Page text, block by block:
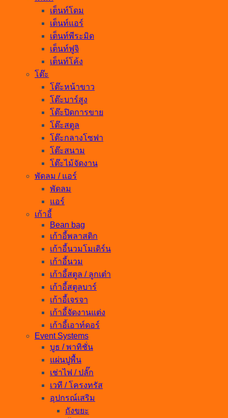
เต็นท์โดม
เต็นท์แอร์
เต็นท์พีระมิด
เต็นท์ฟูจิ
เต็นท์โค้ง
โต๊ะ
โต๊ะหน้าขาว
โต๊ะบาร์สูง
โต๊ะปิดการขาย
โต๊ะสตูล
โต๊ะกลางโซฟา
โต๊ะสนาม
โต๊ะไม้จัดงาน
พัดลม / แอร์
พัดลม
แอร์
เก้าอี้
Bean bag
เก้าอี้พลาสติก
เก้าอี้นวมโมเดิร์น
เก้าอี้นวม
เก้าอี้สตูล / ลูกเต๋า
เก้าอี้สตูลบาร์
เก้าอี้เจรจา
เก้าอี้จัดงานแต่ง
เก้าอี้เอาท์ดอร์
Event Systems
บูธ / พาทิชั่น
แผ่นปูพื้น
เช่าไฟ / ปลั๊ก
เวที / โครงทรัส
อุปกรณ์เสริม
ถังขยะ